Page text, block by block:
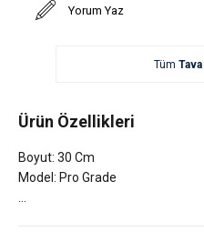
Yorum Yaz
TümTava
Ürün Özellikleri
Boyut: 30 Cm
Model: Pro Grade